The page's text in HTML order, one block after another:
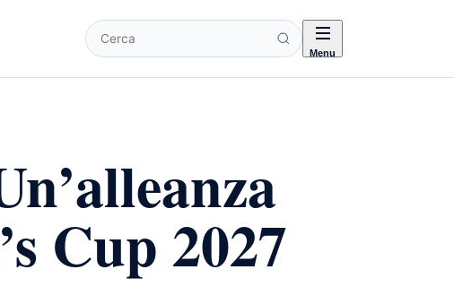
Cerca Menu
Cup 2027